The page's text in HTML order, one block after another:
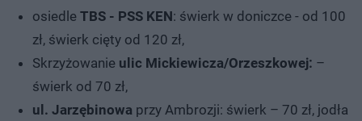
osiedle TBS - PSS KEN: świerk w doniczce - od 100
zł, świerk cięty od 120 zł,
Skrzyżowanie ulic Mickiewicza/Orzeszkowej: –
świerk od 70 zł,
ul. Jarzębinowa przy Ambrozji: świerk – 70 zł, jodła